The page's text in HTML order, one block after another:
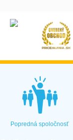
Popredná spoločnosť